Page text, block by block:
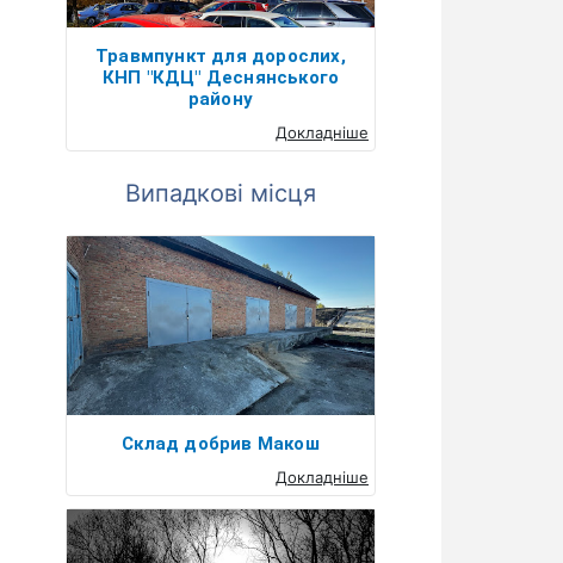
Травмпункт для дорослих,
КНП "КДЦ" Деснянського
району
Докладніше
Випадкові місця
Склад добрив Макош
Докладніше